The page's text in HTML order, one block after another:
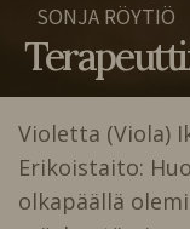
SONJA RÖYTIÖ
Violetta (Viola)
Erikoistaito:
olkapäällä